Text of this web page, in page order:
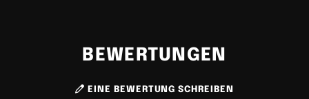
BEWERTUNGEN
EINE BEWERTUNG SCHREIBEN